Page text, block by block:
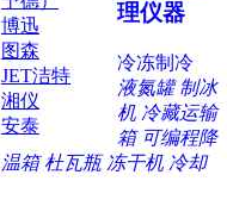
博迅
图森
JET洁特
湘仪
安泰
理仪器
冷冻制冷
液氮罐 制冰
机 冷藏运输
箱 可编程降
温箱 杜瓦瓶 冻干机 冷却